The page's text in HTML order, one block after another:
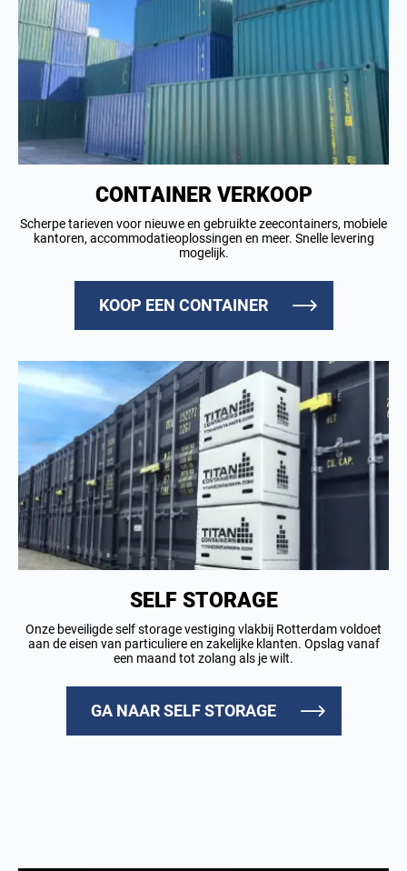
CONTAINER VERKOOP
Scherpe tarieven voor nieuwe en gebruikte zeecontainers, mobiele
kantoren, accommodatieoplossingen en meer. Snelle levering
mogelijk.
KOOP EEN CONTAINER
SELF STORAGE
Onze beveiligde self storage vestiging vlakbij Rotterdam voldoet
aan de eisen van particuliere en zakelijke klanten. Opslag vanaf
een maand tot zolang als je wilt.
GA NAAR SELF STORAGE